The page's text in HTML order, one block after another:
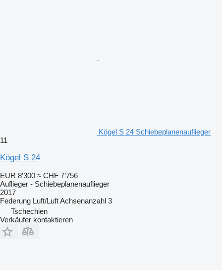
Kögel S 24 Schiebeplanenauflieger
11
Kögel S 24
EUR 8’300 ≈ CHF 7’756
Auflieger - Schiebeplanenauflieger
2017
Federung Luft/LuftAchsenanzahl 3
Tschechien
Verkäufer kontaktieren